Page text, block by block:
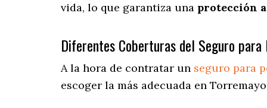
vida, lo que garantiza una protección
Diferentes Coberturas del Seguro para
A la hora de contratar un seguro para
escoger la más adecuada en